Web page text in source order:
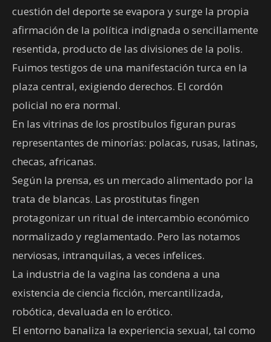
cuestión del deporte se evapora y surge la propia
afirmación de la política indignada o sencillamente
resentida, producto de las divisiones de la polis.
Fuimos testigos de una manifestación turca en la
plaza central, exigiendo derechos. El cordón
policial no era normal.
En las vitrinas de los prostíbulos figuran puras
representantes de minorías: polacas, rusas, latinas,
checas, africanas.
Según la prensa, es un mercado alimentado por la
trata de blancas. Las prostitutas fingen
protagonizar un ritual de intercambio económico
normalizado y reglamentado. Pero las notamos
nerviosas, intranquilas, a veces infelices.
La industria de la vagina las condena a una
existencia de ciencia ficción, mercantilizada,
robótica, devaluada en lo erótico.
El entorno banaliza la experiencia sexual, tal como